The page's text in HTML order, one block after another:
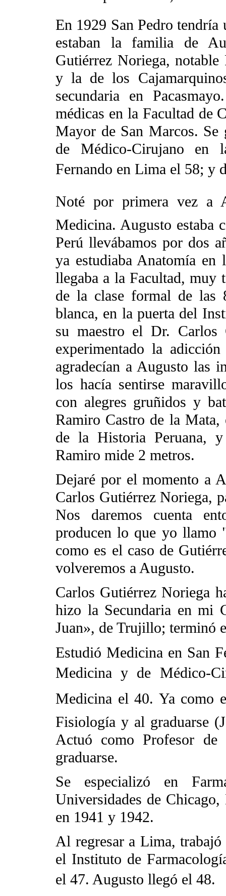
En 1929 San Pedro tendría
estaban la familia de
Gutiérrez Noriega,
y la de los
secundaria en
médicas en la Facultad de
Mayor de San Marcos.
de Médico-Cirujano en
Fernando en Lima el 58;
Noté por primera vez a
Medicina. Augusto estaba
Perú llevábamos por dos
ya estudiaba Anatomía
llegaba a la Facultad, muy
de la clase formal de las
blanca, en la puerta del
su maestro el Dr. Carlos
experimentado la
agradecían a Augusto las
los hacía sentirse
con alegres gruñidos y
Ramiro Castro de la
de la Historia Peruana,
Ramiro mide 2 metros.
Dejaré por el momento a
Carlos Gutiérrez Noriega,
Nos daremos cuenta
producen lo que yo llamo
como es el caso de
volveremos a Augusto.
Carlos Gutiérrez Noriega
hizo la Secundaria en mi
Juan», de Trujillo; terminó
Estudió Medicina en San
Medicina y de Médico-
Medicina el 40. Ya como
Fisiología y al graduarse
Actuó como Profesor
graduarse.
Se especializó en
Universidades de
en 1941 y 1942.
Al regresar a Lima,
el Instituto de
el 47. Augusto llegó el 48.